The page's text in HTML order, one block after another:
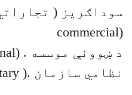
commercial)
د ښوونې موسسه . Edu (educational)
نظامي سازمان .mil ( Us military )